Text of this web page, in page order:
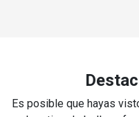
Es posible que hayas